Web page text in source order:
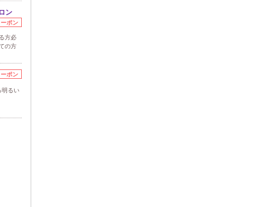
ン
ポン
方必
の方
ポン
明るい